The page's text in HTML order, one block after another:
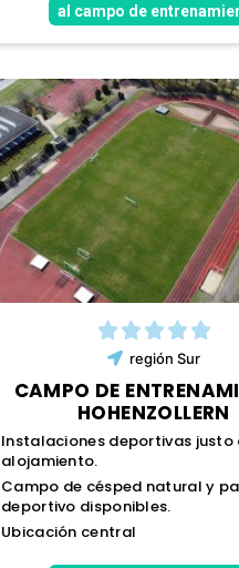
al campo de
región Sur
CAMPO DE
HOHENZOLLERN
Instalaciones deportivas justo
alojamiento.
Campo de césped natural y
deportivo disponibles.
Ubicación central